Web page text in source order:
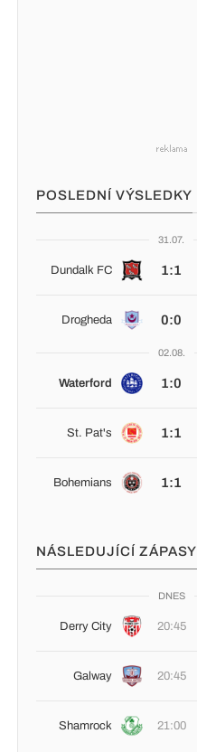
POSLEDNÍ VÝSLEDKY
31.07.
Dundalk FC 1:1
Drogheda 0:0
02.08.
Waterford 1:0
St. Pat's 1:1
Bohemians 1:1
NÁSLEDUJÍCÍ ZÁPASY
DNES
Derry City 20:45
Galway 20:45
Shamrock 21:00